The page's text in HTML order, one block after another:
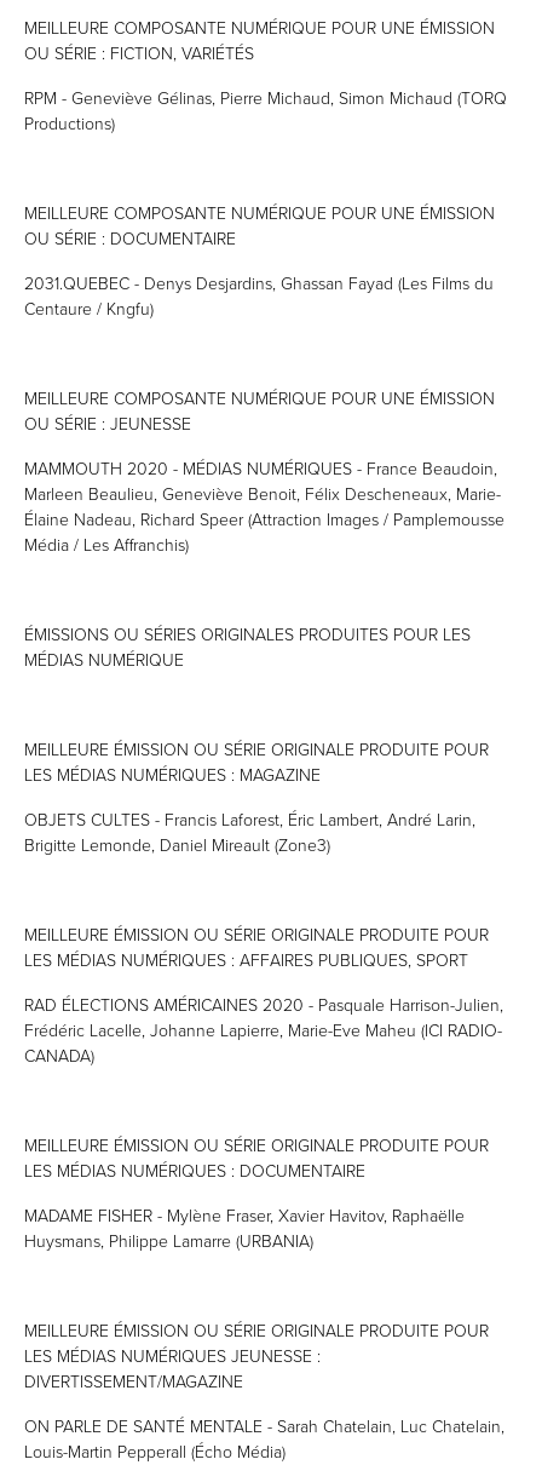
MEILLEURE COMPOSANTE NUMÉRIQUE POUR UNE ÉMISSION
OU SÉRIE : FICTION, VARIÉTÉS
RPM - Geneviève Gélinas, Pierre Michaud, Simon Michaud (TORQ
Productions)
MEILLEURE COMPOSANTE NUMÉRIQUE POUR UNE ÉMISSION
OU SÉRIE : DOCUMENTAIRE
2031.QUEBEC - Denys Desjardins, Ghassan Fayad (Les Films du
Centaure / Kngfu)
MEILLEURE COMPOSANTE NUMÉRIQUE POUR UNE ÉMISSION
OU SÉRIE : JEUNESSE
MAMMOUTH 2020 - MÉDIAS NUMÉRIQUES - France Beaudoin,
Marleen Beaulieu, Geneviève Benoit, Félix Descheneaux, Marie-
Élaine Nadeau, Richard Speer (Attraction Images / Pamplemousse
Média / Les Affranchis)
ÉMISSIONS OU SÉRIES ORIGINALES PRODUITES POUR LES
MÉDIAS NUMÉRIQUE
MEILLEURE ÉMISSION OU SÉRIE ORIGINALE PRODUITE POUR
LES MÉDIAS NUMÉRIQUES : MAGAZINE
OBJETS CULTES - Francis Laforest, Éric Lambert, André Larin,
Brigitte Lemonde, Daniel Mireault (Zone3)
MEILLEURE ÉMISSION OU SÉRIE ORIGINALE PRODUITE POUR
LES MÉDIAS NUMÉRIQUES : AFFAIRES PUBLIQUES, SPORT
RAD ÉLECTIONS AMÉRICAINES 2020 - Pasquale Harrison-Julien,
Frédéric Lacelle, Johanne Lapierre, Marie-Eve Maheu (ICI RADIO-
CANADA)
MEILLEURE ÉMISSION OU SÉRIE ORIGINALE PRODUITE POUR
LES MÉDIAS NUMÉRIQUES : DOCUMENTAIRE
MADAME FISHER - Mylène Fraser, Xavier Havitov, Raphaëlle
Huysmans, Philippe Lamarre (URBANIA)
MEILLEURE ÉMISSION OU SÉRIE ORIGINALE PRODUITE POUR
LES MÉDIAS NUMÉRIQUES JEUNESSE :
DIVERTISSEMENT/MAGAZINE
ON PARLE DE SANTÉ MENTALE - Sarah Chatelain, Luc Chatelain,
Louis-Martin Pepperall (Écho Média)